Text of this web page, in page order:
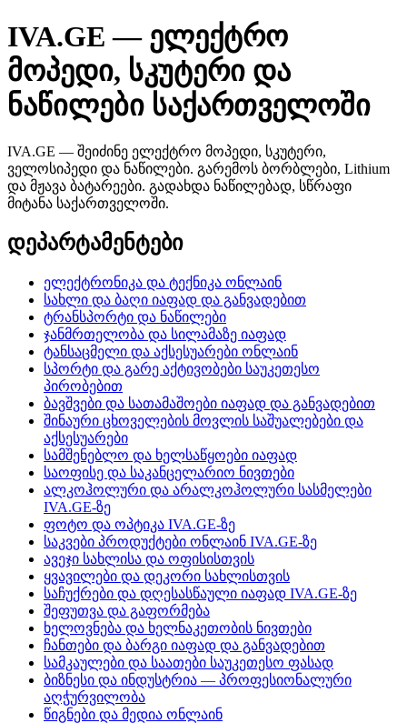
IVA.GE — ელექტრო
მოპედი, სკუტერი და
ნაწილები საქართველოში
IVA.GE — შეიძინე ელექტრო მოპედი, სკუტერი,
ველოსიპედი და ნაწილები. გარემოს ბორბლები, Lithium
და მჟავა ბატარეები. გადახდა ნაწილებად, სწრაფი
მიტანა საქართველოში.
დეპარტამენტები
ელექტრონიკა და ტექნიკა ონლაინ
სახლი და ბაღი იაფად და განვადებით
ტრანსპორტი და ნაწილები
ჯანმრთელობა და სილამაზე იაფად
ტანსაცმელი და აქსესუარები ონლაინ
სპორტი და გარე აქტივობები საუკეთესო
პირობებით
ბავშვები და სათამაშოები იაფად და განვადებით
შინაური ცხოველების მოვლის საშუალებები და
აქსესუარები
სამშენებლო და ხელსაწყოები იაფად
საოფისე და საკანცელარიო ნივთები
ალკოჰოლური და არალკოჰოლური სასმელები
IVA.GE-ზე
ფოტო და ოპტიკა IVA.GE-ზე
საკვები პროდუქტები ონლაინ IVA.GE-ზე
ავეჯი სახლისა და ოფისისთვის
ყვავილები და დეკორი სახლისთვის
საჩუქრები და დღესასწაული იაფად IVA.GE-ზე
შეფუთვა და გაფორმება
ხელოვნება და ხელნაკეთობის ნივთები
ჩანთები და ბარგი იაფად და განვადებით
სამკაულები და საათები საუკეთესო ფასად
ბიზნესი და ინდუსტრია — პროფესიონალური
აღჭურვილობა
წიგნები და მედია ონლაინ